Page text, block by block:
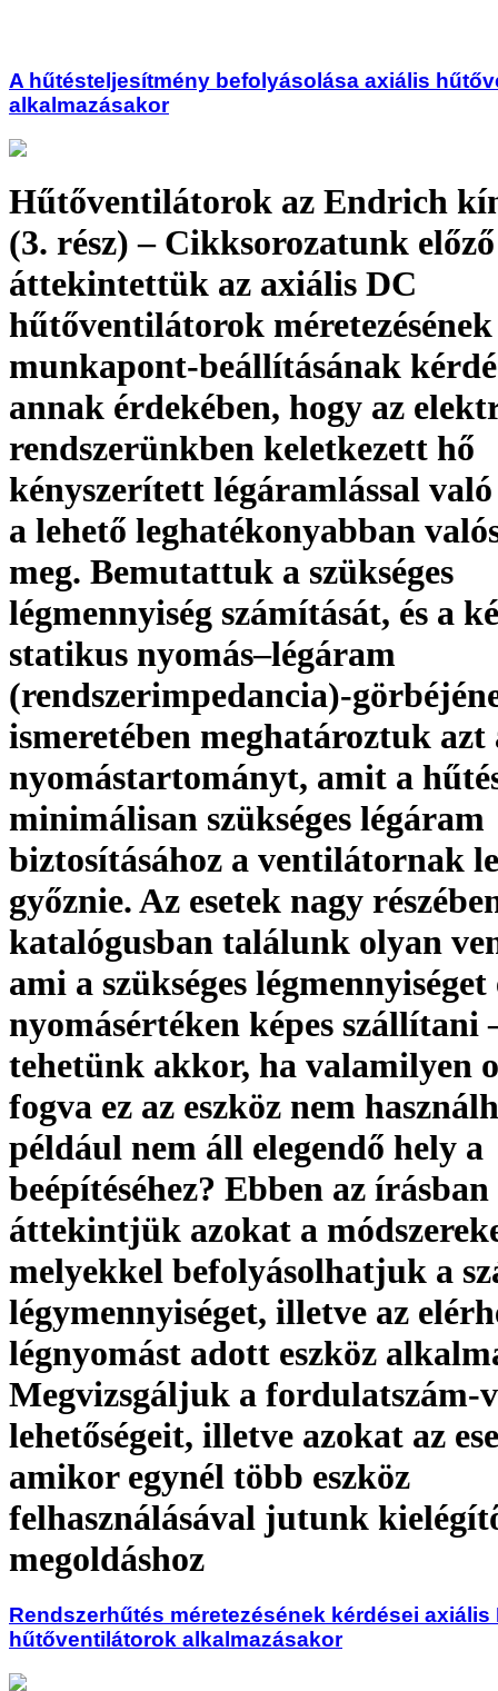
A hűtésteljesítmény befolyásolása axiális
alkalmazásakor
Hűtőventilátorok az Endrich
(3. rész) – Cikksorozatunk
áttekintettük az axiális DC
hűtőventilátorok méretezésének
munkapont-beállításának
annak érdekében, hogy az
rendszerünkben keletkezett hő
kényszerített légáramlással való
a lehető leghatékonyabban
meg. Bemutattuk a szükséges
légmennyiség számítását, és a
statikus nyomás–légáram
(rendszerimpedancia)-
ismeretében meghatároztuk azt
nyomástartományt, amit a
minimálisan szükséges légáram
biztosításához a ventilátornak
győznie. Az esetek nagy
katalógusban találunk olyan
ami a szükséges légmennyiséget
nyomásértéken képes szállítani
tehetünk akkor, ha valamilyen
fogva ez az eszköz nem
például nem áll elegendő hely a
beépítéséhez? Ebben az írásban
áttekintjük azokat a
melyekkel befolyásolhatjuk a
légymennyiséget, illetve az
légnyomást adott eszköz
Megvizsgáljuk a fordulatszám-
lehetőségeit, illetve azokat az
amikor egynél több eszköz
felhasználásával jutunk
megoldáshoz
Rendszerhűtés méretezésének kérdései axiális
hűtőventilátorok alkalmazásakor